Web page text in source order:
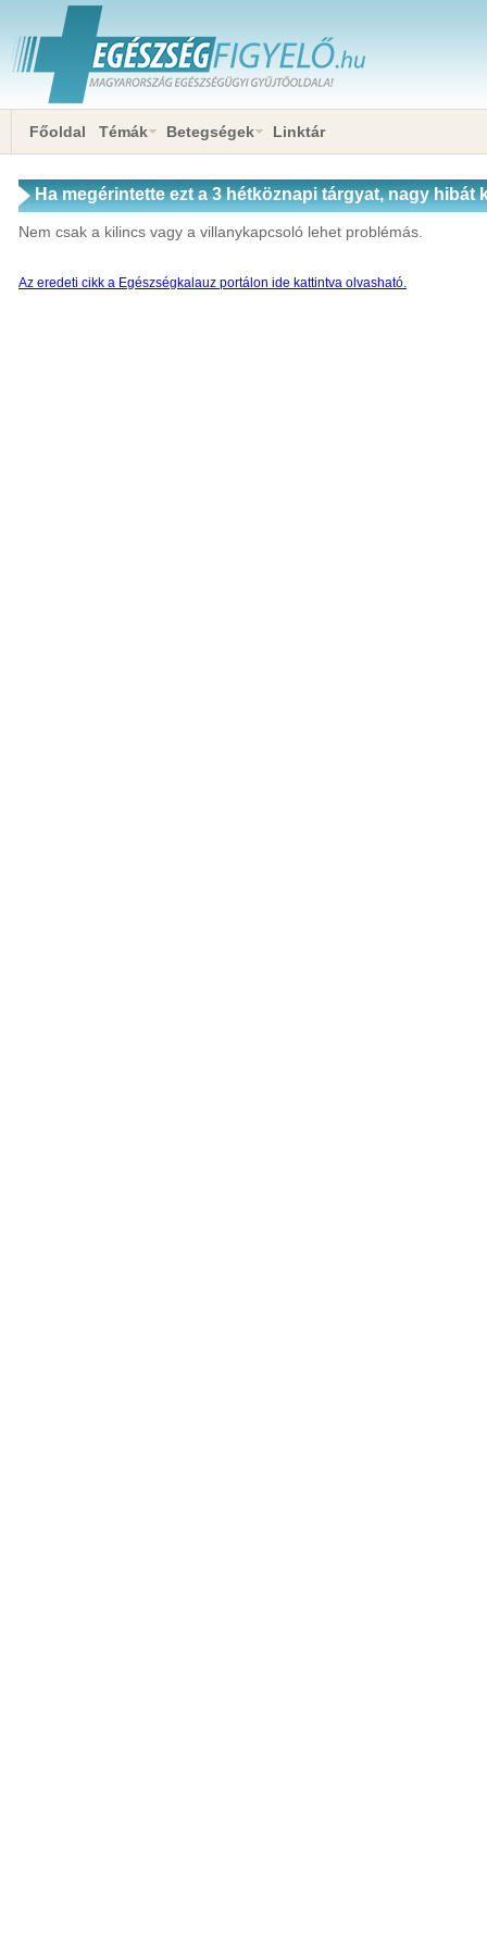
Főoldal Témák Betegségek Linktár
Ha megérintette ezt a 3 hétköznapi tárgyat, nagy hibát
utána kezet
Nem csak a kilincs vagy a villanykapcsoló lehet problémás.
Az eredeti cikk a Egészségkalauz portálon ide kattintva olvasható.